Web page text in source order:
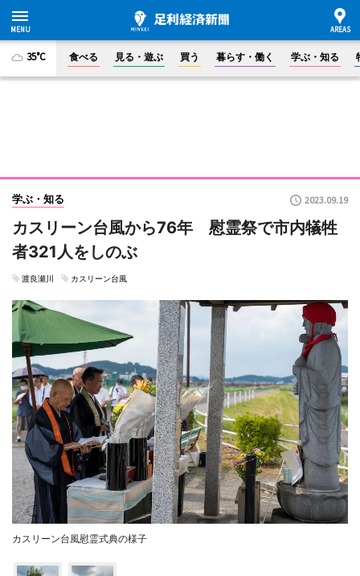
35°C 食べる 見る・遊ぶ 買う 暮らす・働く 学ぶ・知る
学ぶ・知る 2023.09.19
カスリーン台風から76年 慰霊祭で市内犠牲
者321人をしのぶ
渡良瀬川 カスリーン台風
カスリーン台風慰霊式典の様子